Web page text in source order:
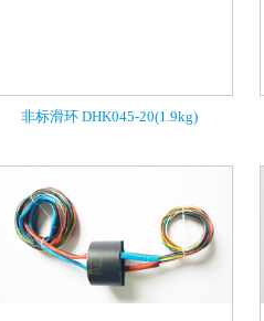
非标滑环 DHK045-20(1.9kg)